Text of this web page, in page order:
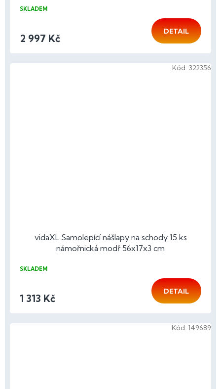
SKLADEM
2 997 Kč
DETAIL
vidaXL Samolepící nášlapy na schody 15 ks
námořnická modř 56x17x3 cm
SKLADEM
1 313 Kč
DETAIL
Kód: 322356
Kód: 149689